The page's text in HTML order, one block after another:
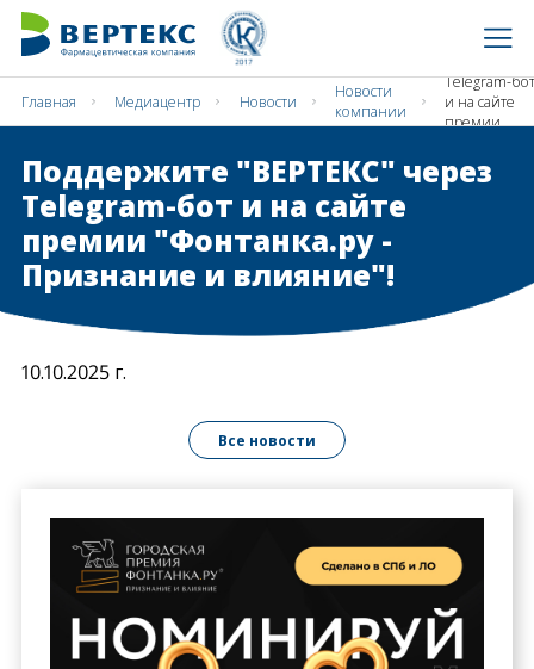
Главная Медиацентр Новости
Новости
компании
"ВЕРТЕКС"
Telegram-
и на сайте
премии
- Признание
и влияние"!
Поддержите "ВЕРТЕКС" через
Telegram-бот и на сайте
премии "Фонтанка.ру -
Признание и влияние"!
10.10.2025 г.
Все новости